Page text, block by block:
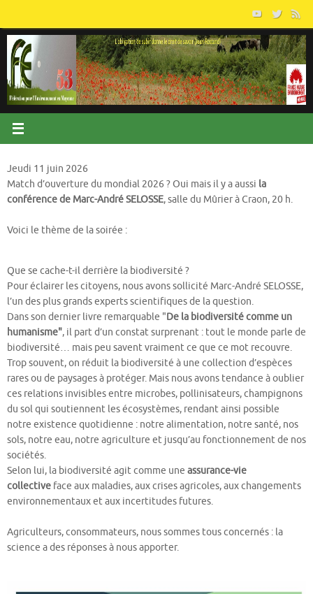
contenu
Jeudi 11 juin 2026
Match d’ouverture du mondial 2026 ? Oui mais il y a aussi la
conférence de Marc-André SELOSSE, salle du Mûrier à Craon, 20 h.
Voici le thème de la soirée :
Que se cache-t-il derrière la biodiversité ?
Pour éclairer les citoyens, nous avons sollicité Marc-André SELOSSE,
l’un des plus grands experts scientifiques de la question.
Dans son dernier livre remarquable "De la biodiversité comme un
humanisme", il part d’un constat surprenant : tout le monde parle de
biodiversité… mais peu savent vraiment ce que ce mot recouvre.
Trop souvent, on réduit la biodiversité à une collection d’espèces
rares ou de paysages à protéger. Mais nous avons tendance à oublier
ces relations invisibles entre microbes, pollinisateurs, champignons
du sol qui soutiennent les écosystèmes, rendant ainsi possible
notre existence quotidienne : notre alimentation, notre santé, nos
sols, notre eau, notre agriculture et jusqu’au fonctionnement de nos
sociétés.
Selon lui, la biodiversité agit comme une assurance-vie
collective face aux maladies, aux crises agricoles, aux changements
environnementaux et aux incertitudes futures.
Agriculteurs, consommateurs, nous sommes tous concernés : la
science a des réponses à nous apporter.